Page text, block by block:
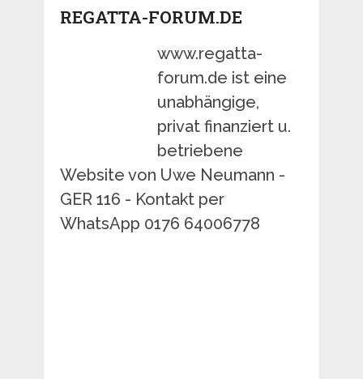
REGATTA-FORUM.DE
www.regatta-
forum.de ist eine
unabhängige,
privat finanziert u.
betriebene
Website von Uwe Neumann -
GER 116 - Kontakt per
WhatsApp 0176 64006778